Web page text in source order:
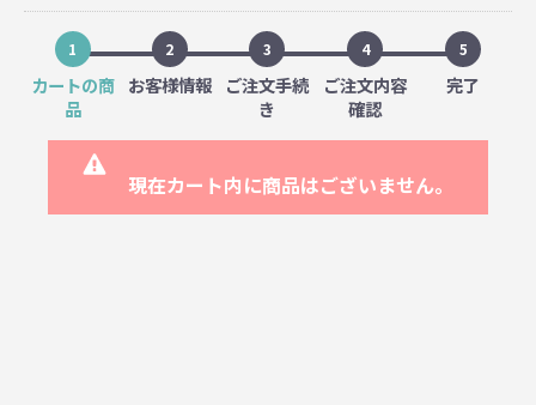
1
カートの商
品
2
お客様情報
3
ご注文手続
き
4
ご注文内容
確認
5
完了
現在カート内に商品はございません。